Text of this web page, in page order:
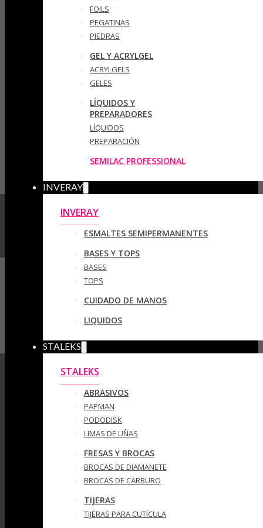
FOILS
PEGATINAS
PIEDRAS
GEL Y ACRYLGEL
ACRYLGELS
GELES
LÍQUIDOS Y
PREPARADORES
LÍQUIDOS
PREPARACIÓN
SEMILAC PROFESSIONAL
INVERAY
INVERAY
ESMALTES SEMIPERMANENTES
BASES Y TOPS
BASES
TOPS
CUIDADO DE MANOS
LIQUIDOS
STALEKS
STALEKS
ABRASIVOS
PAPMAN
PODODISK
LIMAS DE UÑAS
FRESAS Y BROCAS
BROCAS DE DIAMANETE
BROCAS DE CARBURO
TIJERAS
TIJERAS PARA CUTÍCULA